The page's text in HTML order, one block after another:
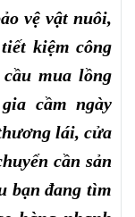
vệ vật nuôi,
kiệm công
mua lồng
cầm ngày
lái, cửa
cần sản
bạn đang tìm